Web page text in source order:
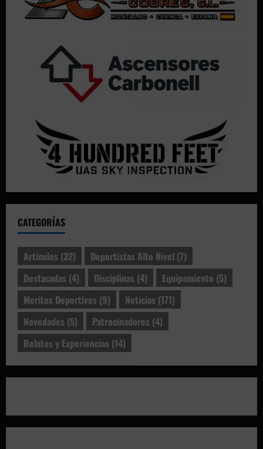
CATEGORÍAS
Articulos (32) Deportistas Alto Nivel (7)
Destacadas (4) Disciplinas (4) Equipamiento (5)
Meritos Deportivos (9) Noticias (171)
Novedades (5) Patrocinadores (4)
Relatos y Experiencias (14)